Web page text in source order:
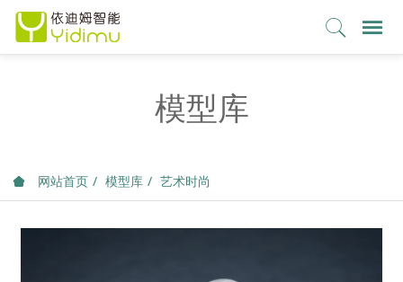
模型库
网站首页 模型库 艺术时尚